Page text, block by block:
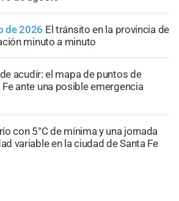
de 2026 El tránsito en la provincia de
minuto a minuto
acudir: el mapa de puntos de
ante una posible emergencia
con 5°C de mínima y una jornada
variable en la ciudad de Santa Fe